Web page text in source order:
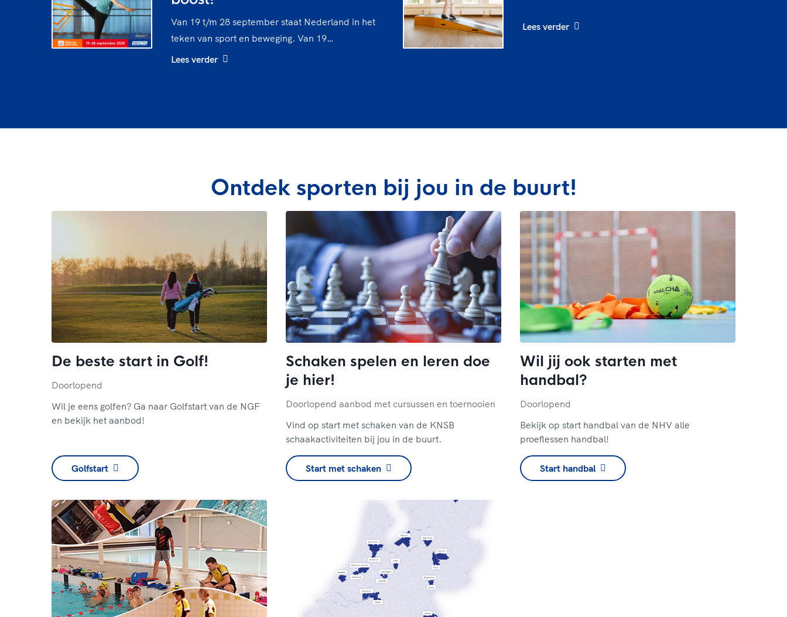
Van 19 t/m 28 september staat Nederland in het
teken van sport en beweging. Van 19…
Lees verder
Lees verder
Ontdek sporten bij jou in de buurt!
De beste start in Golf!
Doorlopend
Wil je eens golfen? Ga naar Golfstart van de NGF
en bekijk het aanbod!
Golfstart
Schaken spelen en leren doe
je hier!
Doorlopend aanbod met cursussen en toernooien
Vind op start met schaken van de KNSB
schaakactiviteiten bij jou in de buurt.
Start met schaken
Wil jij ook starten met
handbal?
Doorlopend
Bekijk op start handbal van de NHV alle
proeflessen handbal!
Start handbal